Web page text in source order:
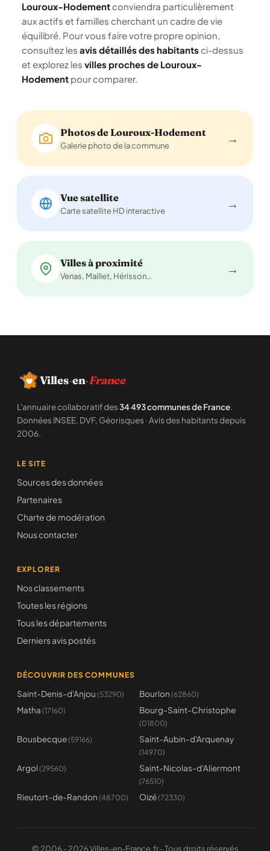
Louroux-Hodement conviendra particulièrement
aux actifs et familles cherchant un cadre de vie
équilibré. Pour vous faire votre propre opinion,
consultez les avis détaillés des habitants ci-dessus
et explorez les villes proches de Louroux-
Hodement pour comparer.
Photos de Louroux-Hodement
Galerie photo de la commune →
Vue satellite
Carte satellite HD interactive →
Villes à proximité
Venas, Maillet, Hérisson… →
Villes·en·France
L'annuaire collaboratif des34 493 communes de France.
Données INSEE, DVF, Géorisques · Avis des habitants depuis
2006.
LE SITE
Sources des données
Partenaires
Charte de modération
Nous contacter
EXPLORER
Nos classements
Toutes les régions
Tous les départements
Derniers avis postés
DÉCOUVRIR DES COMMUNES
Saint-Denis-d'Anjou (53290) Bourlon (62860)
Matha (17160) Bourg-Saint-Christophe
(01800)
Bousbecque(59166) Saint-Aubin-d'Arquenay
(14970)
Argol (29560) Saint-Nicolas-d'Aliermont
(76510)
Rieutort-de-Randon (48700) Oizé(72330)
© 2006 - 2026 Villes-en-France.fr - Tous droits réservés